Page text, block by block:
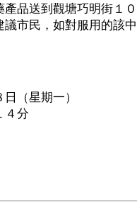
產品送到觀塘巧明街１
議市民，如對服用的該
（星期一）
４分